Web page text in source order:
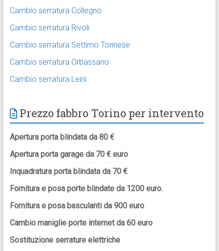
Cambio serratura Collegno
Cambio serratura Rivoli
Cambio serratura Settimo Torinese
Cambio serratura Orbassano
Cambio serratura Leinì
Prezzo fabbro Torino per intervento
Apertura porta blindata da 80 €
Apertura porta garage da 70 € euro
Inquadratura porta blindata da 70 €
Fornitura e posa porte blindate da 1200 euro.
Fornitura e posa basculanti da 900 euro
Cambio maniglie porte internet da 60 euro
Sostituzione serrature elettriche